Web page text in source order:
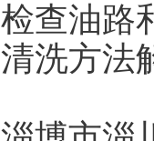
检查油路
清洗方法